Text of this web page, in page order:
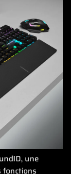
une
fonctions